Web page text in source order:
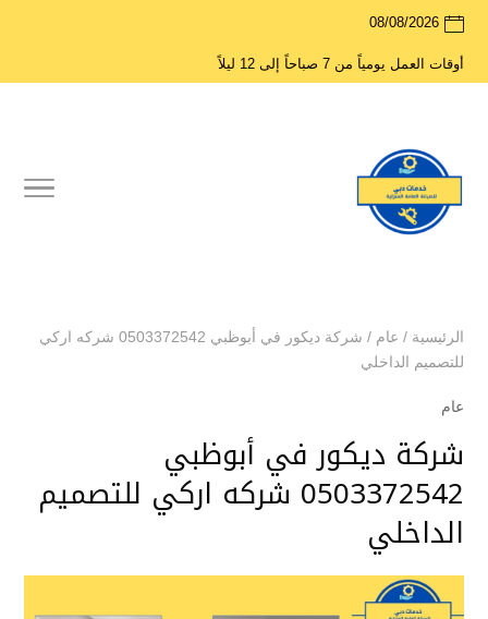
08/08/2026
أوقات العمل يومياً من 7 صباحاً إلى 12 ليلاً
الرئيسية / عام /
شركة ديكور في أبوظبي 0503372542 شركه اركي
للتصميم الداخلي
عام
شركة ديكور في أبوظبي
0503372542 شركه اركي للتصميم
الداخلي